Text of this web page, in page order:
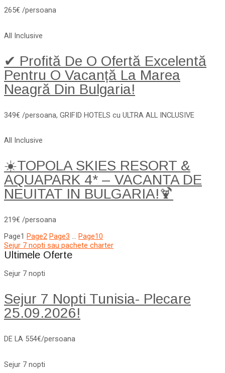
265€ /persoana
All Inclusive
✔ Profită De O Ofertă Excelentă
Pentru O Vacanță La Marea
Neagră Din Bulgaria!
349€ /persoana, GRIFID HOTELS cu ULTRA ALL INCLUSIVE
All Inclusive
☀️TOPOLA SKIES RESORT &
AQUAPARK 4* – VACANTA DE
NEUITAT IN BULGARIA!🍹
219€ /persoana
Page1 Page2 Page3 … Page10
Sejur 7 nopti sau pachete charter
Ultimele Oferte
Sejur 7 nopti
Sejur 7 Nopti Tunisia- Plecare
25.09.2026!
DE LA 554€/persoana
Sejur 7 nopti